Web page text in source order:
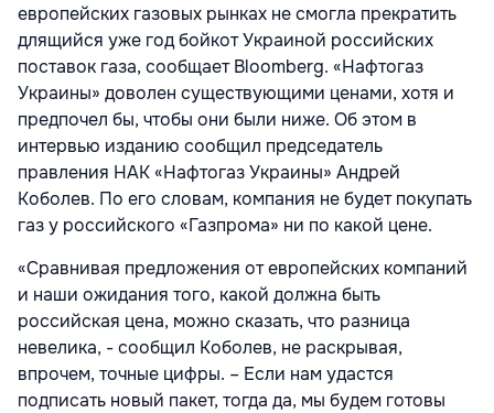
европейских газовых рынках не смогла прекратить
длящийся уже год бойкот Украиной российских
поставок газа, сообщает Bloomberg. «Нафтогаз
Украины» доволен существующими ценами, хотя и
предпочел бы, чтобы они были ниже. Об этом в
интервью изданию сообщил председатель
правления НАК «Нафтогаз Украины» Андрей
Коболев. По его словам, компания не будет покупать
газ у российского «Газпрома» ни по какой цене.
«Сравнивая предложения от европейских компаний
и наши ожидания того, какой должна быть
российская цена, можно сказать, что разница
невелика, - сообщил Коболев, не раскрывая,
впрочем, точные цифры. – Если нам удастся
подписать новый пакет, тогда да, мы будем готовы